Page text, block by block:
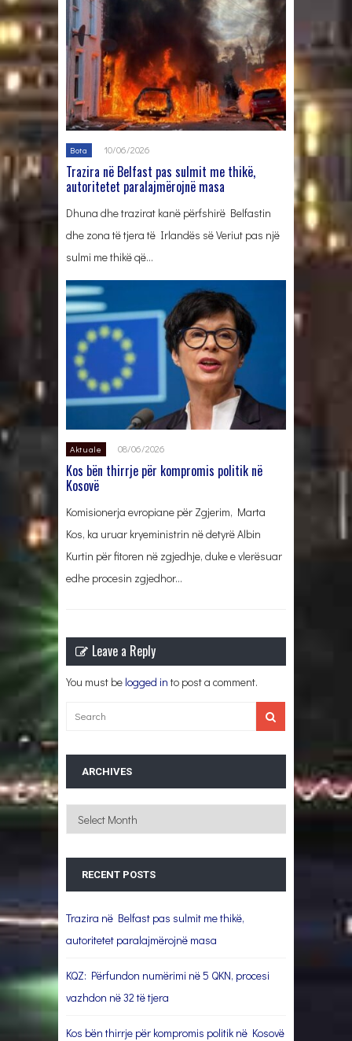
Bota 10/06/2026
Trazira në Belfast pas sulmit me thikë,
autoritetet paralajmërojnë masa
Dhuna dhe trazirat kanë përfshirë Belfastin
dhe zona të tjera të Irlandës së Veriut pas një
sulmi me thikë që…
Aktuale 08/06/2026
Kos bën thirrje për kompromis politik në
Kosovë
Komisionerja evropiane për Zgjerim, Marta
Kos, ka uruar kryeministrin në detyrë Albin
Kurtin për fitoren në zgjedhje, duke e vlerësuar
edhe procesin zgjedhor…
Leave a Reply
You must be logged in to post a comment.
ARCHIVES
Archives
RECENT POSTS
Trazira në Belfast pas sulmit me thikë,
autoritetet paralajmërojnë masa
KQZ: Përfundon numërimi në 5 QKN, procesi
vazhdon në 32 të tjera
Kos bën thirrje për kompromis politik në Kosovë